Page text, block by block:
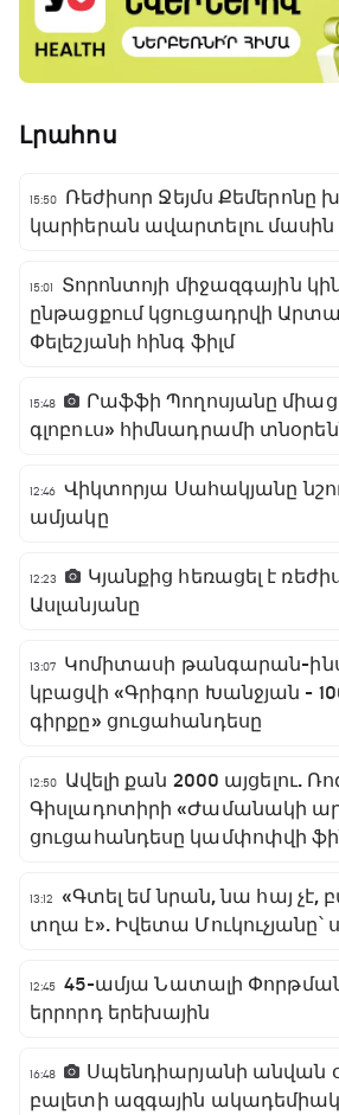
Լրահոս
15:50
Ռեժիսոր Ջեյմս Քեմերոնը
կարիերան ավարտելու մասին
15:01
Տորոնտոյի միջազգային
ընթացքում կցուցադրվի
Փելեշյանի հինգ ֆիլմ
15:48
Րաֆֆի Պողոսյանը
գլոբուս» հիմնադրամի
12:46 Վիկտորյա Սահակյանը
ամյակը
12:23
Կյանքից հեռացել է
Ասլանյանը
13:07
Կոմիտասի թանգարան-
կբացվի «Գրիգոր Խանջյան -
գիրքը» ցուցահանդեսը
12:50
Ավելի քան 2000 այցելու.
Գիսլադոտիրի «Ժամանակի
ցուցահանդեսը կամփոփվի
13:12
«Գտել եմ նրան, նա հայ չէ,
տղա է». Իվետա Մուկուչյանը՝
12:45 45-ամյա Նատալի
երրորդ երեխային
16:48
Սպենդիարյանի անվան
բալետի ազգային